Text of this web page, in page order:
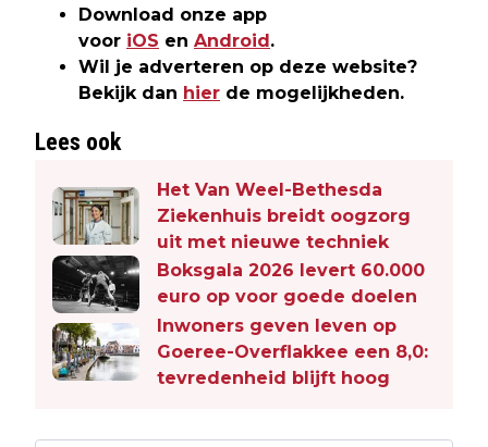
Download onze app
voor iOS en Android.
Wil je adverteren op deze website?
Bekijk dan hier de mogelijkheden.
Lees ook
Het Van Weel-Bethesda
Ziekenhuis breidt oogzorg
uit met nieuwe techniek
Boksgala 2026 levert 60.000
euro op voor goede doelen
Inwoners geven leven op
Goeree-Overflakkee een 8,0:
tevredenheid blijft hoog